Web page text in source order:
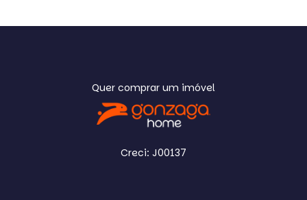
Maior Valor
Recentes
Quer comprar um imóvel
Creci: J00137